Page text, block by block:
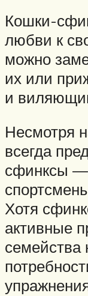
Кошки-
любви к
можно
их или
и
Несмотря
всегда
сфинксы
Хотя
активные
семейства